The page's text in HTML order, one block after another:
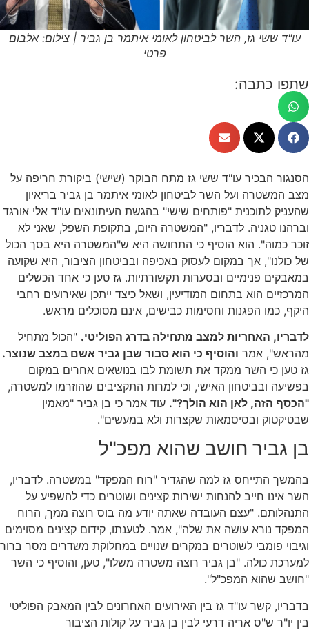
עו"ד ששי גז, השר לביטחון לאומי איתמר בן גביר | צילום: אלבום
פרטי
שתפו כתבה:
הסנגור הבכיר עו"ד ששי גז מתח הבוקר (שישי) ביקורת חריפה על
מצב המשטרה ועל השר לביטחון לאומי איתמר בן גביר בריאיון
שהעניק לתוכנית "פותחים שישי" בהגשת העיתונאים עו"ד אלי אורגד
וברהנו טגניה. לדבריו, "המשטרה היום, בתקופת השפל, שאני לא
זוכר כמוה". הוא הוסיף כי התחושה היא ש"המשטרה היא בסך הכול
של כולנו", אך במקום לעסוק באכיפה ובביטחון הציבור, היא שקועה
במאבקים פנימיים ובסערות תקשורתיות. גז טען כי אחד הכשלים
המרכזיים הוא בתחום המודיעין, ושאל כיצד ייתכן שאירועים רחבי
היקף, כמו הפגנות וחסימות כבישים, אינם מסוכלים מראש.
לדבריו, האחריות למצב מתחילה בדרג הפוליטי. "הכול מתחיל
מהראש", אמר והוסיף כי הוא סבור שבן גביר אשם במצב שנוצר.
גז טען כי השר ממקד את תשומת לבו בנושאים אחרים במקום
בפשיעה ובביטחון האישי, וכי למרות התקציבים שהוזרמו למשטרה,
"הכסף הזה, לאן הוא הולך?". עוד אמר כי בן גביר "מאמין
שבטיקטוק ובסיסמאות שקצרות ולא במעשים".
בן גביר חושב שהוא מפכ"ל
בהמשך התייחס גז למה שהגדיר "רוח המפקד" במשטרה. לדבריו,
השר אינו חייב להנחות ישירות קצינים ושוטרים כדי להשפיע על
התנהלותם. "עצם העובדה שאתה יודע מה בוס רוצה ממך, הרוח
המפקד נורא עושה את שלה", אמר. לטענתו, קידום קצינים מסוימים
וגיבוי פומבי לשוטרים במקרים שנויים במחלוקת משדרים מסר ברור
למערכת כולה. "בן גביר רוצה משטרה משלו", טען, והוסיף כי השר
"חושב שהוא המפכ"ל".
בדבריו, קשר עו"ד גז בין האירועים האחרונים לבין המאבק הפוליטי
בין יו"ר ש"ס אריה דרעי לבין בן גביר על קולות הציבור